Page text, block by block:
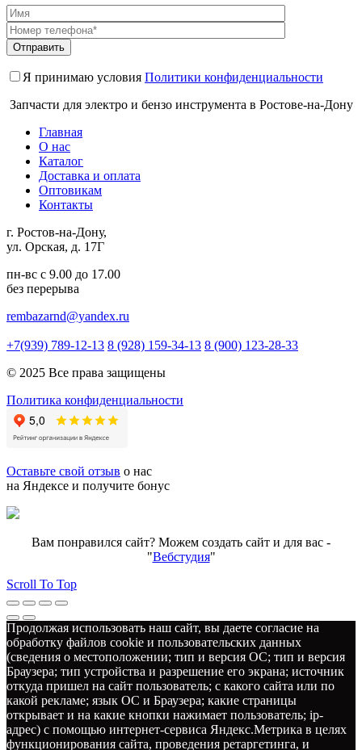
Я принимаю условия Политики конфиденциальности
Запчасти для электро и бензо инструмента в Ростове-на-Дону
Главная
О нас
Каталог
Доставка и оплата
Оптовикам
Контакты
г. Ростов-на-Дону,
ул. Орская, д. 17Г
пн-вс с 9.00 до 17.00
без перерыва
rembazarnd@yandex.ru
+7(939) 789-12-13 8 (928) 159-34-13 8 (900) 123-28-33
© 2025 Все права защищены
Политика конфиденциальности
Оставьте свой отзыв о нас
на Яндексе и получите бонус
Вам понравился сайт? Можем создать сайт и для вас -
"Вебстудия"
Scroll To Top
Продолжая использовать наш сайт, вы даете согласие на
обработку файлов cookie и пользовательских данных
(сведения о местоположении; тип и версия ОС; тип и версия
Браузера; тип устройства и разрешение его экрана; источник
откуда пришел на сайт пользователь; с какого сайта или по
какой рекламе; язык ОС и Браузера; какие страницы
открывает и на какие кнопки нажимает пользователь; ip-
адрес) с помощью интернет-сервиса Яндекс.Метрика в целях
функционирования сайта, проведения ретаргетинга, и